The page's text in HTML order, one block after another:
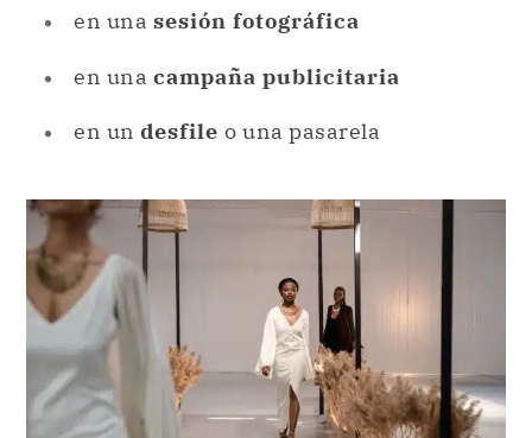
El modelaje es una de las profesiones más antiguas.